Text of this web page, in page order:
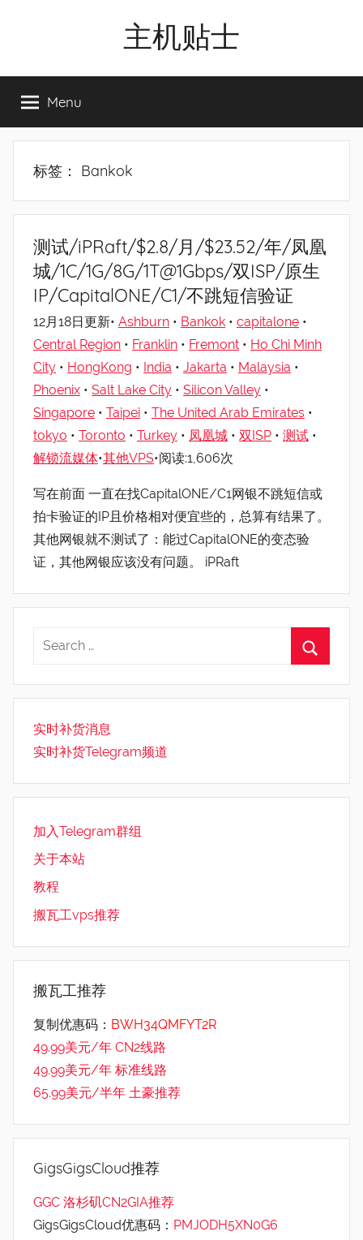
主机贴士
工|BandwagonHost
VPS|Vps|
主
荐
Menu
标签： Bankok
测试/iPRaft/$2.8/月/$23.52/年/凤凰
城/1C/1G/8G/1T@1Gbps/双ISP/原生
IP/CapitalONE/C1/不跳短信验证
12月18日更新• Ashburn • Bankok • capitalone •
Central Region • Franklin • Fremont • Ho Chi Minh
City • HongKong • India • Jakarta • Malaysia •
Phoenix • Salt Lake City • Silicon Valley •
Singapore • Taipei • The United Arab Emirates •
tokyo • Toronto • Turkey • 凤凰城 • 双ISP • 测试 •
解锁流媒体•其他VPS•阅读:1,606次
写在前面 一直在找CapitalONE/C1网银不跳短信或
拍卡验证的IP且价格相对便宜些的，总算有结果了。
其他网银就不测试了：能过CapitalONE的变态验
证，其他网银应该没有问题。 iPRaft
实时补货消息
实时补货Telegram频道
加入Telegram群组
关于本站
教程
搬瓦工vps推荐
搬瓦工推荐
复制优惠码： BWH34QMFYT2R
49.99美元/年 CN2线路
49.99美元/年 标准线路
65.99美元/半年 土豪推荐
GigsGigsCloud推荐
GGC 洛杉矶CN2GIA推荐
GigsGigsCloud优惠码： PMJODH5XN0G6